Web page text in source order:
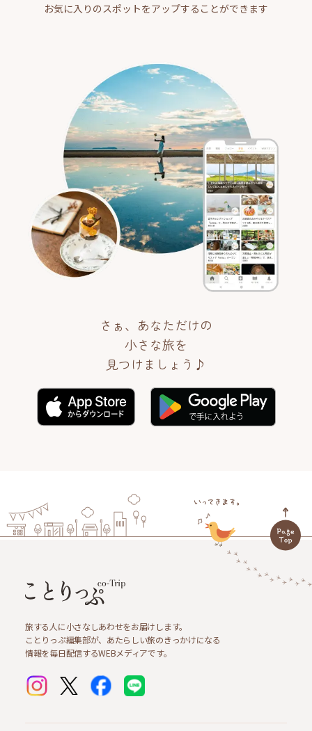
お気に入りのスポットをアップすることができます
さぁ、あなただけの
小さな旅を
見つけましょう♪
旅する人に小さなしあわせをお届けします。
ことりっぷ編集部が、あたらしい旅のきっかけになる
情報を毎日配信するWEBメディアです。